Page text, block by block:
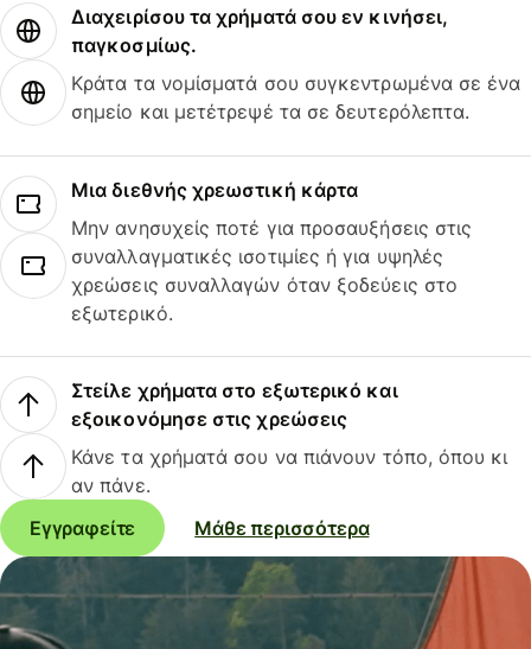
Διαχειρίσου τα χρήματά σου εν κινήσει,
παγκοσμίως.
Κράτα τα νομίσματά σου συγκεντρωμένα σε ένα
σημείο και μετέτρεψέ τα σε δευτερόλεπτα.
Μια διεθνής χρεωστική κάρτα
Μην ανησυχείς ποτέ για προσαυξήσεις στις
συναλλαγματικές ισοτιμίες ή για υψηλές
χρεώσεις συναλλαγών όταν ξοδεύεις στο
εξωτερικό.
Στείλε χρήματα στο εξωτερικό και
εξοικονόμησε στις χρεώσεις
Κάνε τα χρήματά σου να πιάνουν τόπο, όπου κι
αν πάνε.
Εγγραφείτε
Μάθε περισσότερα